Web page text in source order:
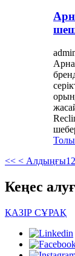
<< < Алдыңғы1 2
Кеңес
ҚАЗІР СҰРАҚ